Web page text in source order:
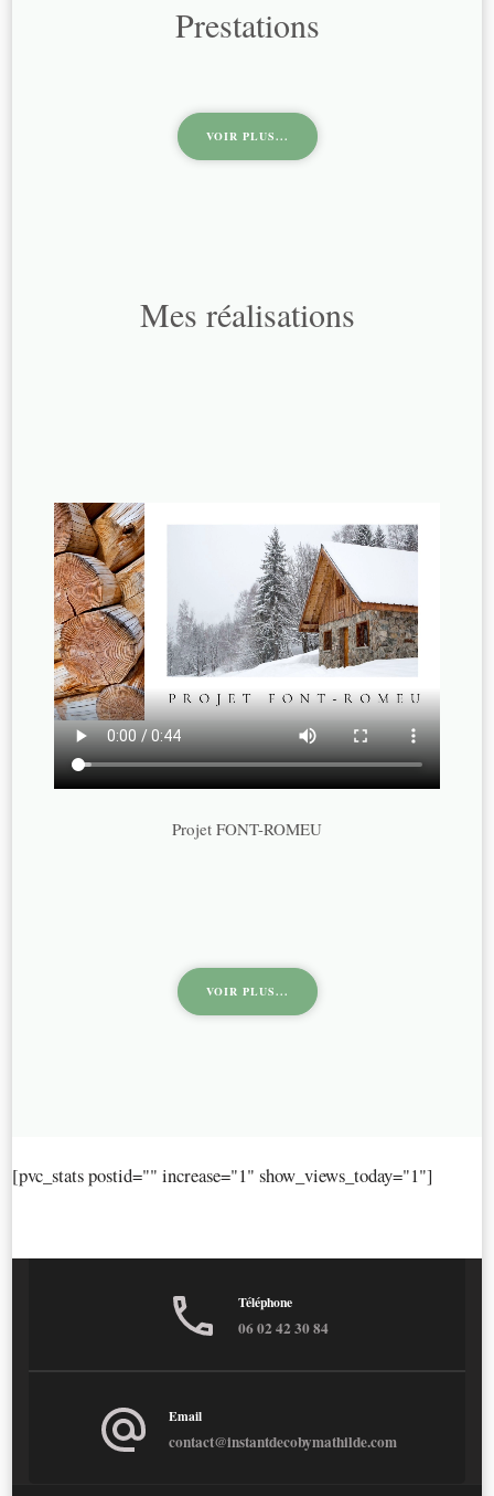
Prestations
VOIR PLUS...
Mes réalisations
Projet FONT-ROMEU
VOIR PLUS...
[pvc_stats postid="" increase="1" show_views_today="1"]
Téléphone
06 02 42 30 84
Email
contact@instantdecobymathilde.com